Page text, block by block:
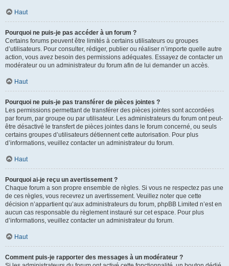
Haut
Pourquoi ne puis-je pas accéder à un forum ?
Certains forums peuvent être limités à certains utilisateurs ou groupes
d’utilisateurs. Pour consulter, rédiger, publier ou réaliser n’importe quelle autre
action, vous avez besoin des permissions adéquates. Essayez de contacter un
modérateur ou un administrateur du forum afin de lui demander un accès.
Haut
Pourquoi ne puis-je pas transférer de pièces jointes ?
Les permissions permettant de transférer des pièces jointes sont accordées
par forum, par groupe ou par utilisateur. Les administrateurs du forum ont peut-
être désactivé le transfert de pièces jointes dans le forum concerné, ou seuls
certains groupes d’utilisateurs détiennent cette autorisation. Pour plus
d’informations, veuillez contacter un administrateur du forum.
Haut
Pourquoi ai-je reçu un avertissement ?
Chaque forum a son propre ensemble de règles. Si vous ne respectez pas une
de ces règles, vous recevrez un avertissement. Veuillez noter que cette
décision n’appartient qu’aux administrateurs du forum, phpBB Limited n’est en
aucun cas responsable du règlement instauré sur cet espace. Pour plus
d’informations, veuillez contacter un administrateur du forum.
Haut
Comment puis-je rapporter des messages à un modérateur ?